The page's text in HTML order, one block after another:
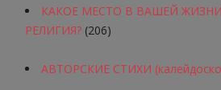
КАКОЕ МЕСТО В ВАШЕЙ
РЕЛИГИЯ? (206)
АВТОРСКИЕ СТИХИ